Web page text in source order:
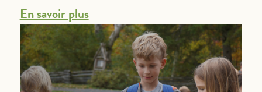
En savoir plus